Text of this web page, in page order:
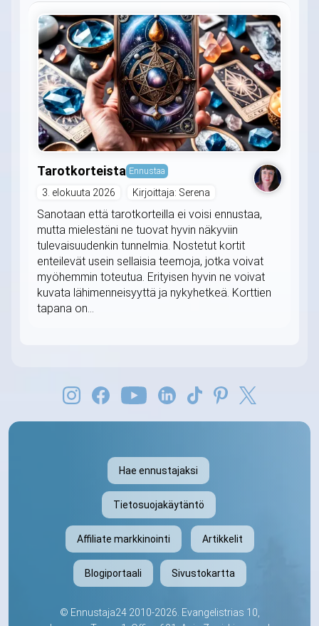
Tarotkorteista Ennustaa
3. elokuuta 2026 Kirjoittaja: Serena
Sanotaan että tarotkorteilla ei voisi ennustaa,
mutta mielestäni ne tuovat hyvin näkyviin
tulevaisuudenkin tunnelmia. Nostetut kortit
enteilevät usein sellaisia teemoja, jotka voivat
myöhemmin toteutua. Erityisen hyvin ne voivat
kuvata lähimenneisyyttä ja nykyhetkeä. Korttien
tapana on...
Hae ennustajaksi
Tietosuojakäytäntö
Affiliate markkinointi Artikkelit
Blogiportaali Sivustokartta
© Ennustaja242010-2026. Evangelistrias 10,